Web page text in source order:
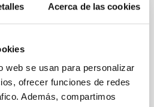
Acerca de las cookies
web se usan para personalizar
ofrecer funciones de redes
Además, compartimos
y cosmólogos de 15
de investigación españoles
"Museo de las Ciencias y el
de La Laguna en
del Instituto de